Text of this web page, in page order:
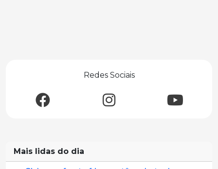
Redes Sociais
Mais lidas do dia